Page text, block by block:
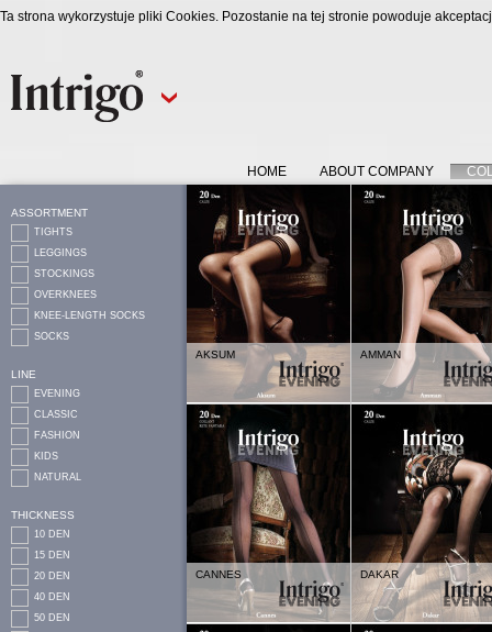
Ta strona wykorzystuje pliki Cookies. Pozostanie na tej stronie powoduje
HOME ABOUT COMPANY
ASSORTMENT
TIGHTS
LEGGINGS
STOCKINGS
OVERKNEES
KNEE-LENGTH SOCKS
SOCKS
LINE
EVENING
CLASSIC
FASHION
KIDS
NATURAL
THICKNESS
10 DEN
15 DEN
20 DEN
40 DEN
50 DEN
AKSUM AMMAN
CANNES DAKAR